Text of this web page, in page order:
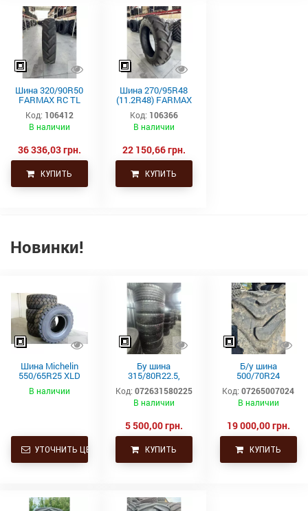
Шина 320/90R50
FARMAX RC TL
150D CEAT
Код: 106412
В наличии
36 336,03 грн.
КУПИТЬ
Шина 270/95R48
(11.2R48) FARMAX
RC TL 142D/145A8
CEAT
Код: 106366
В наличии
22 150,66 грн.
КУПИТЬ
Новинки!
Шина Michelin
550/65R25 XLD
182A2 L3 TL
В наличии
УТОЧНИТЬ ЦЕНУ
Бу шина
315/80R22.5,
315/80Р22.5,
315х80R22.5,
315.80R22.5
ведущая
Код: 072631580225
В наличии
5 500,00 грн.
КУПИТЬ
Б/у шина
500/70R24
(19.5L24)
Trelleborg
Код: 07265007024
В наличии
19 000,00 грн.
КУПИТЬ